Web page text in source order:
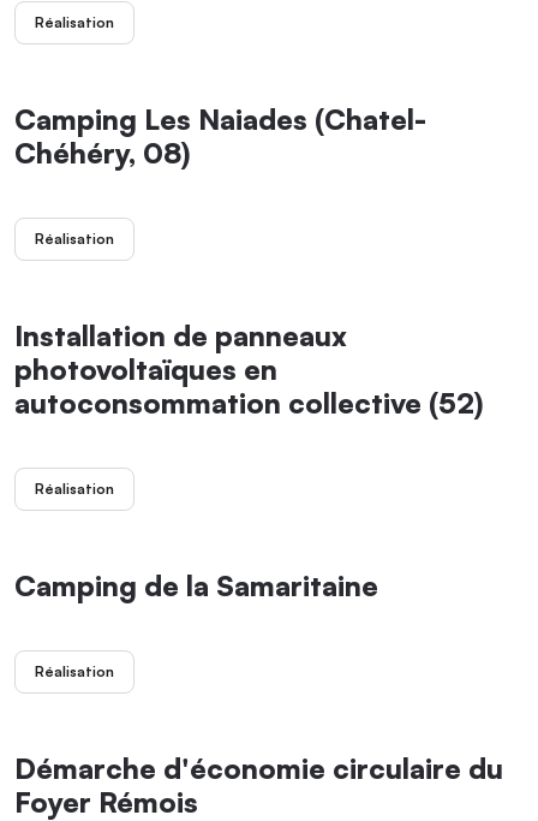
Réalisation
Camping Les Naiades (Chatel-
Chéhéry, 08)
Réalisation
Installation de panneaux
photovoltaïques en
autoconsommation collective (52)
Réalisation
Camping de la Samaritaine
Réalisation
Démarche d'économie circulaire du
Foyer Rémois